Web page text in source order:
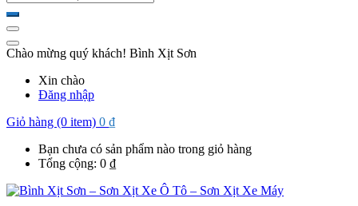
Chào mừng quý khách! Bình Xịt Sơn
Xin chào
Đăng nhập
Giỏ hàng (0 item) 0 ₫
Bạn chưa có sản phẩm nào trong giỏ hàng
Tổng cộng: 0 ₫